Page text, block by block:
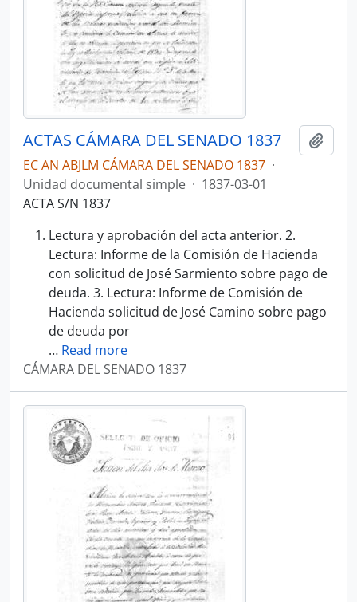
ACTAS CÁMARA DEL SENADO 1837
EC AN ABJLM CÁMARA DEL SENADO 1837 ·
Unidad documental simple · 1837-03-01
ACTA S/N 1837
Lectura y aprobación del acta anterior. 2.
Lectura: Informe de la Comisión de Hacienda
con solicitud de José Sarmiento sobre pago de
deuda. 3. Lectura: Informe de Comisión de
Hacienda solicitud de José Camino sobre pago
de deuda por
… Read more
CÁMARA DEL SENADO 1837